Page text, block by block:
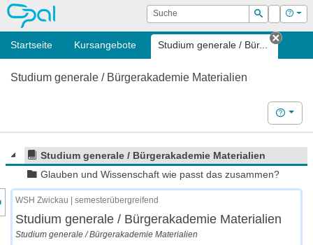
OPAL Suche
Suchen
Login Hilfe
Startseite Kursangebote Studium generale / Bür...
Tab
Studium generale / Bürgerakademie Materialien
Hilfe
Studium generale / Bürgerakademie Materialien
Glauben und Wissenschaft wie passt das zusammen?
des Kursmenüs
WSH Zwickau | semesterübergreifend
Studium generale / Bürgerakademie Materialien
Studium generale / Bürgerakademie Materialien